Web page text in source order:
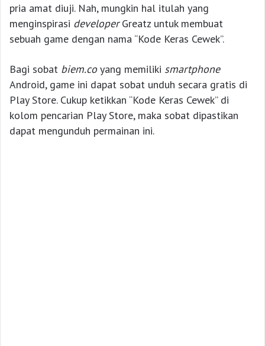
pria amat diuji. Nah, mungkin hal itulah yang
menginspirasi developerGreatz untuk membuat
sebuah game dengan nama “Kode Keras Cewek”.
Bagi sobat biem.coyang memiliki smartphone
Android, game ini dapat sobat unduh secara gratis di
Play Store. Cukup ketikkan “Kode Keras Cewek” di
kolom pencarian Play Store, maka sobat dipastikan
dapat mengunduh permainan ini.